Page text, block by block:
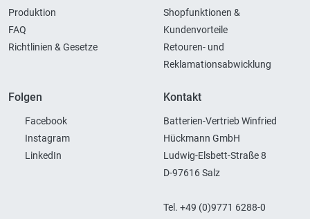
Produktion
FAQ
Richtlinien & Gesetze
Shopfunktionen &
Kundenvorteile
Retouren- und
Reklamationsabwicklung
Folgen
Facebook
Instagram
LinkedIn
Kontakt
Batterien-Vertrieb Winfried
Hückmann GmbH
Ludwig-Elsbett-Straße 8
D-97616 Salz
Tel. +49 (0)9771 6288-0